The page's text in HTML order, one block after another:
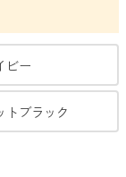
ビー
トブラック